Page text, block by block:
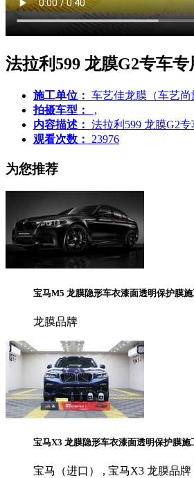
法拉利599 龙膜G2专车
施工单位： 车艺佳龙膜（车艺尚
拍摄车型：
,
内容描述： 法拉利599 龙膜G2
观看次数： 23976
为您推荐
宝马M5 龙膜隐形车衣漆面透明保护膜
龙膜品牌
宝马X3 龙膜隐形车衣漆面透明保护膜施
宝马（进口） , 宝马X3 龙膜品牌